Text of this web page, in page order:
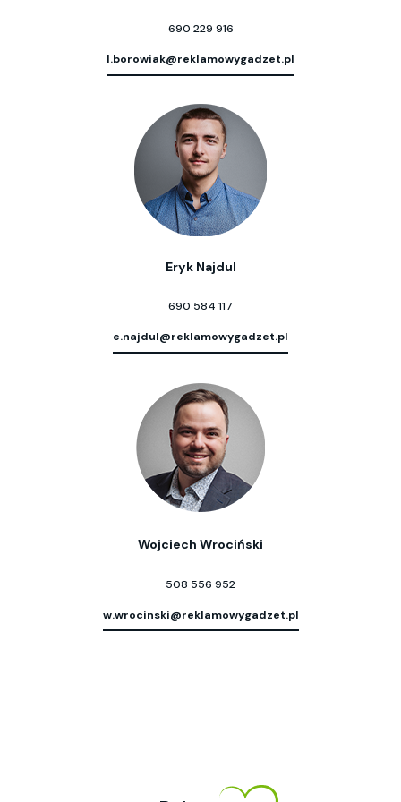
690 229 916
l.borowiak@reklamowygadzet.pl
Eryk Najdul
690 584 117
e.najdul@reklamowygadzet.pl
Wojciech Wrociński
508 556 952
w.wrocinski@reklamowygadzet.pl